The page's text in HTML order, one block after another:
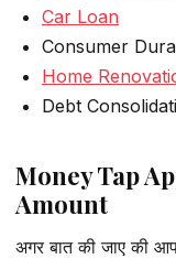
Car Loan
Consumer
Home
Debt
Money Tap
Amount
अगर बात की जाए की